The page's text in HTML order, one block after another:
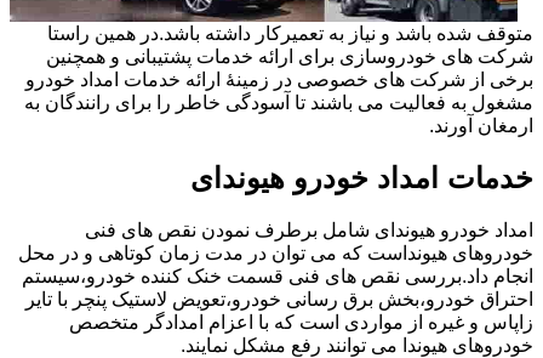
متوقف شده باشد و نیاز به تعمیرکار داشته باشد.در همین راستا
شرکت های خودروسازی برای ارائه خدمات پشتیبانی و همچنین
برخی از شرکت های خصوصی در زمینۀ ارائه خدمات امداد خودرو
مشغول به فعالیت می باشند تا آسودگی خاطر را برای رانندگان به
ارمغان آورند.
خدمات امداد خودرو هیوندای
امداد خودرو هیوندای شامل برطرف نمودن نقص های فنی
خودروهای هیونداست که می توان در مدت زمان کوتاهی و در محل
انجام داد.بررسی نقص های فنی قسمت خنک کننده خودرو،سیستم
احتراق خودرو،بخش برق رسانی خودرو،تعویض لاستیک پنچر با تایر
زاپاس و غیره از مواردی است که با اعزام امدادگر متخصص
خودروهای هیوندا می توانند رفع مشکل نمایند.